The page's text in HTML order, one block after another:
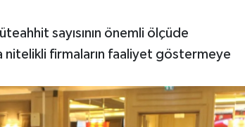
sayısının önemli ölçüde
nitelikli firmaların faaliyet göstermeye